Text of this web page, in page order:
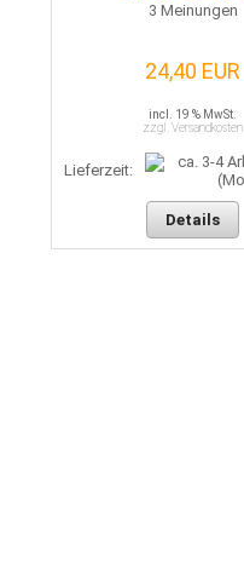
3 Meinungen
24,40 EUR
incl. 19 % MwSt.
zzgl. Versandkosten
Lieferzeit:
Details